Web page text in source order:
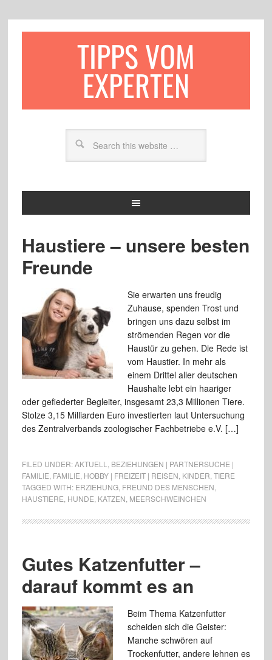
TIPPS VOM
EXPERTEN
Haustiere – unsere besten
Freunde
Sie erwarten uns freudig
Zuhause, spenden Trost und
bringen uns dazu selbst im
strömenden Regen vor die
Haustür zu gehen. Die Rede ist
vom Haustier. In mehr als
einem Drittel aller deutschen
Haushalte lebt ein haariger
oder gefiederter Begleiter, insgesamt 23,3 Millionen Tiere.
Stolze 3,15 Milliarden Euro investierten laut Untersuchung
des Zentralverbands zoologischer Fachbetriebe e.V. […]
FILED UNDER:AKTUELL
BEZIEHUNGEN | PARTNERSUCHE |
FAMILIE FAMILIE HOBBY | FREIZEIT | REISEN KINDER TIERE
TAGGED WITH: ERZIEHUNG, FREUND DES MENSCHEN
HAUSTIERE HUNDE KATZEN MEERSCHWEINCHEN
Gutes Katzenfutter –
darauf kommt es an
Beim Thema Katzenfutter
scheiden sich die Geister:
Manche schwören auf
Trockenfutter, andere lehnen es